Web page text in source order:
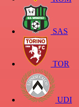
SAS
TOR
UDI